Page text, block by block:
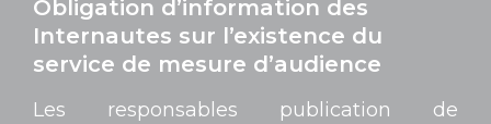
Obligation d’information des
Internautes sur l’existence du
service de mesure d’audience
Les responsables publication de